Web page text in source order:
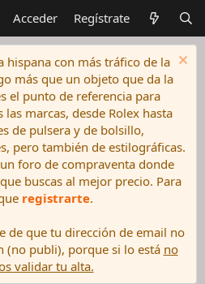
Acceder Regístrate
hispana con más tráfico de la
más que un objeto que da la
el punto de referencia para
marcas, desde Rolex hasta
de pulsera y de bolsillo,
pero también de estilográficas.
foro de compraventa donde
buscas al mejor precio. Para
registrarte.
de que tu dirección de email no
(no publi), porque si lo está no
validar tu alta.